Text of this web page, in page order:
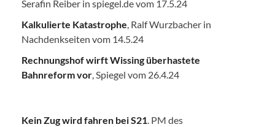
Serafin Reiber in spiegel.de vom 17.5.24
Kalkulierte Katastrophe, Ralf Wurzbacher in
Nachdenkseiten vom 14.5.24
Rechnungshof wirft Wissing überhastete
Bahnreform vor, Spiegel vom 26.4.24
Kein Zug wird fahren bei S21. PM des